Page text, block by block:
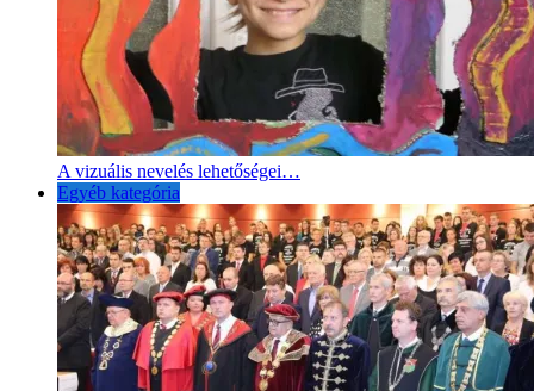
A vizuális nevelés lehetőségei…
Egyéb kategória